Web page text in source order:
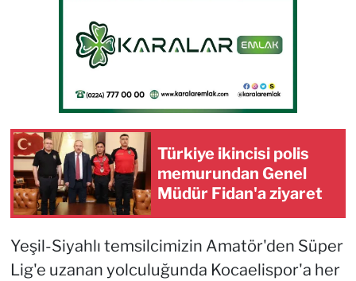
Türkiye ikincisi polis
memurundan Genel
Müdür Fidan'a ziyaret
Yeşil-Siyahlı temsilcimizin Amatör'den Süper
Lig'e uzanan yolculuğunda Kocaelispor'a her